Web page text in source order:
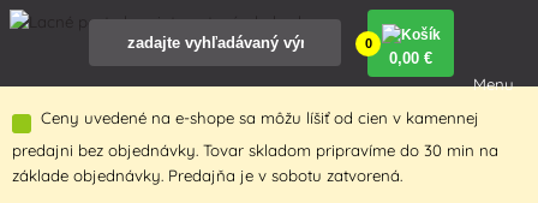
Ceny uvedené na e-shope sa môžu líšiť od cien v kamennej
predajni bez objednávky. Tovar skladom pripravíme do 30 min na
základe objednávky. Predajňa je v sobotu zatvorená.
0
0,00 €
Menu